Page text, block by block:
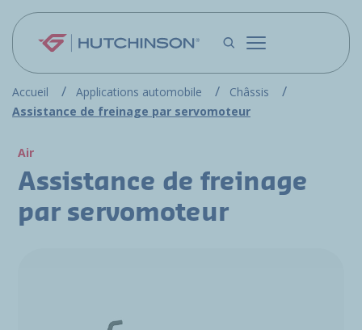
Aller au contenu principal
Accueil Applications automobile
Châssis
Assistance de freinage par servomoteur
Air
Assistance de freinage
par servomoteur